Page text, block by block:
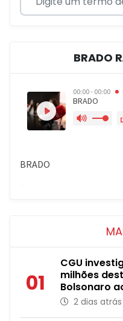
BRADO
01
CGU
milhões
Bolsonaro
2 dias atrás